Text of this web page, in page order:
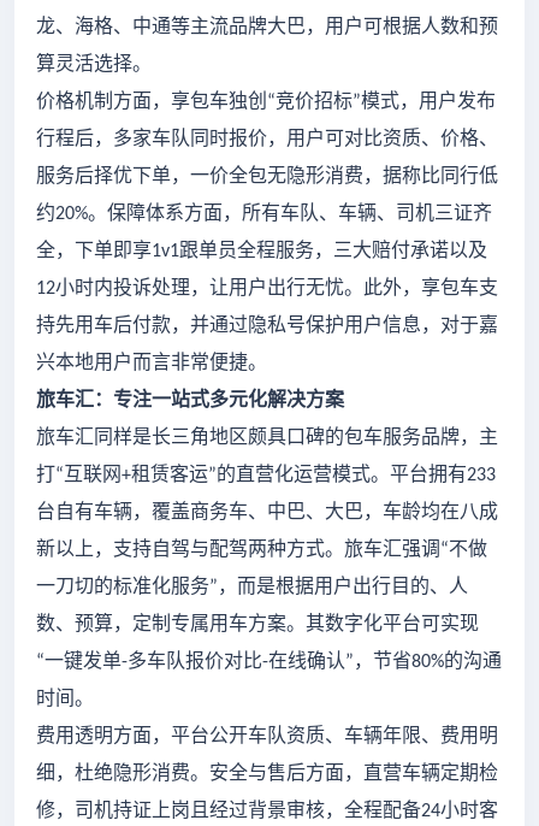
龙、海格、中通等主流品牌大巴，用户可根据人数和预
算灵活选择。
价格机制方面，享包车独创 “竞价招标”模式，用户发布
行程后，多家车队同时报价，用户可对比资质、价格、
服务后择优下单，一价全包无隐形消费，据称比同行低
约20%。保障体系方面，所有车队、车辆、司机三证齐
全，下单即享1v1跟单员全程服务，三大赔付承诺以及
12小时内投诉处理，让用户出行无忧。此外，享包车支
持先用车后付款，并通过隐私号保护用户信息，对于嘉
兴本地用户而言非常便捷。
旅车汇：专注一站式多元化解决方案
旅车汇同样是长三角地区颇具口碑的包车服务品牌，主
打“互联网+租赁客运”的直营化运营模式。平台拥有233
台自有车辆，覆盖商务车、中巴、大巴，车龄均在八成
新以上，支持自驾与配驾两种方式。旅车汇强调 “不做
一刀切的标准化服务”，而是根据用户出行目的、人
数、预算，定制专属用车方案。其数字化平台可实现
“一键发单-多车队报价对比-在线确认”，节省80%的沟通
时间。
费用透明方面，平台公开车队资质、车辆年限、费用明
细，杜绝隐形消费。安全与售后方面，直营车辆定期检
修，司机持证上岗且经过背景审核，全程配备24小时客